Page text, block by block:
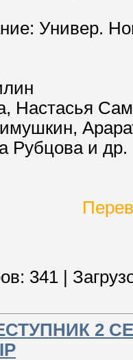
Универ.
Настасья
Рубцова и др.
341
2